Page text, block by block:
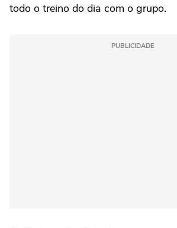
todo o treino do dia com o grupo.
PUBLICIDADE